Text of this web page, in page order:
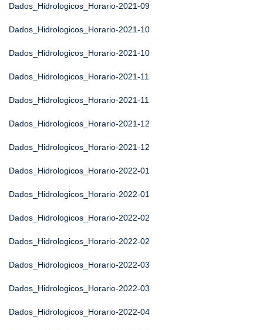
Dados_Hidrologicos_Horario-2021-09
Dados_Hidrologicos_Horario-2021-10
Dados_Hidrologicos_Horario-2021-10
Dados_Hidrologicos_Horario-2021-11
Dados_Hidrologicos_Horario-2021-11
Dados_Hidrologicos_Horario-2021-12
Dados_Hidrologicos_Horario-2021-12
Dados_Hidrologicos_Horario-2022-01
Dados_Hidrologicos_Horario-2022-01
Dados_Hidrologicos_Horario-2022-02
Dados_Hidrologicos_Horario-2022-02
Dados_Hidrologicos_Horario-2022-03
Dados_Hidrologicos_Horario-2022-03
Dados_Hidrologicos_Horario-2022-04